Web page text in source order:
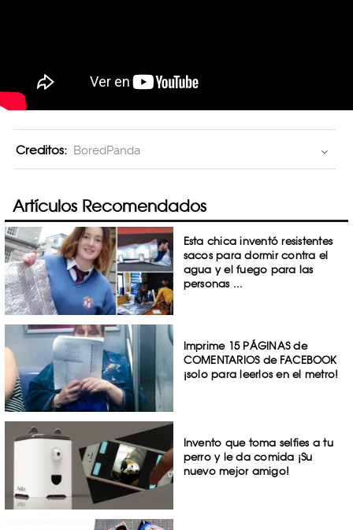
Creditos: BoredPanda
Artículos Recomendados
Esta chica inventó resistentes
sacos para dormir contra el
agua y el fuego para las
personas ...
Imprime 15 PÁGINAS de
COMENTARIOS de FACEBOOK
¡solo para leerlos en el metro!
Invento que toma selfies a tu
perro y le da comida ¡Su
nuevo mejor amigo!